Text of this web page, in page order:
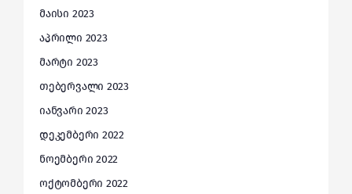
მაისი 2023
აპრილი 2023
მარტი 2023
თებერვალი 2023
იანვარი 2023
დეკემბერი 2022
ნოემბერი 2022
ოქტომბერი 2022